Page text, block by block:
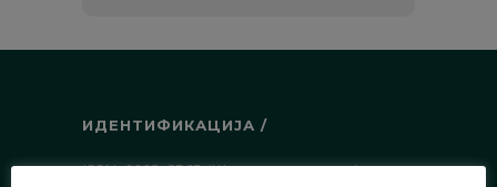
ИДЕНТИФИКАЦИЈА /
ISSN:0003-2565(Штампано издање)